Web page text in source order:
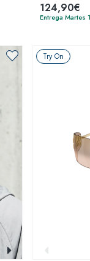
124,90€
Entrega Martes
Try On